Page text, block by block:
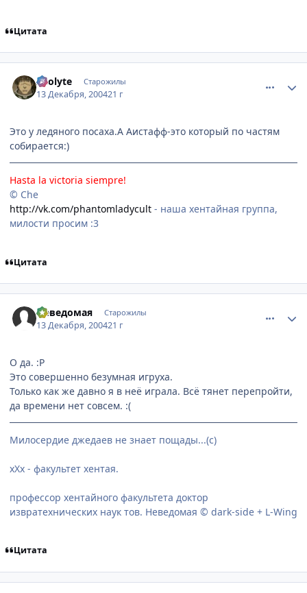
Цитата
Acolyte Старожилы
13 Декабря, 200421 г
Это у ледяного посаха.А Аистафф-это который по частям
собирается:)
Hasta la victoria siempre!
© Che
http://vk.com/phantomladycult - наша хентайная группа,
милости просим :3
Цитата
Неведомая Старожилы
13 Декабря, 200421 г
О да. :P
Это совершенно безумная игруха.
Только как же давно я в неё играла. Всё тянет перепройти,
да времени нет совсем. :(
Милосердие джедаев не знает пощады...(с)
хХх - факультет хентая.
профессор хентайного факультета доктор
извратехнических наук тов. Неведомая © dark-side + L-Wing
Цитата